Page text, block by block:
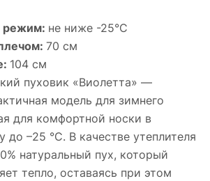
режим: не ниже -25°С
70 см
104 см
пуховик «Виолетта» —
модель для зимнего
для комфортной носки в
до –25 °C. В качестве утеплителя
натуральный пух, который
тепло, оставаясь при этом